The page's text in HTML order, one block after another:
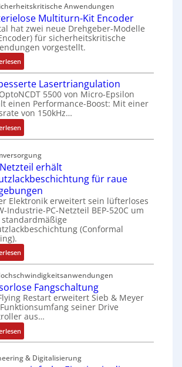
Anwendungen
Multiturn-Kit Encoder
hat zwei neue Drehgeber-Modelle
für sicherheitskritische
vorgestellt.
:
B
a
t
t
e
r
i
o
s
e
M
u
l
t
u
r
n
-
K
t
n
Lasertriangulation
5500 von Micro-Epsilon
einen Performance-Boost: Mit einer
von 150kHz…
:
V
r
b
e
s
s
e
r
L
a
e
r
t
i
n
Netzteil erhält
für raue
Elektronik erweitert sein lüfterloses
Industrie-PC-Netzteil BEP-520C um
(Conformal
:
I
P
C
N
e
t
z
e
Fangschaltung
Restart erweitert Sieb & Meyer
seiner Drive
aus…
:
S
n
& Digitalisierung